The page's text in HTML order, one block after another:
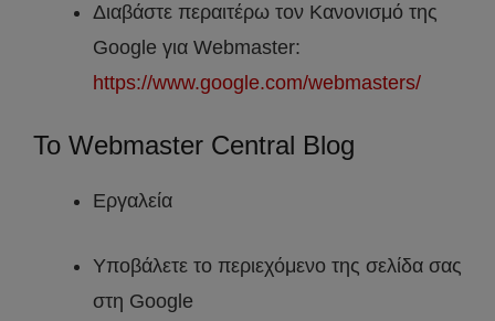
Διαβάστε περαιτέρω τον Κανονισμό της
Google για Webmaster:
https://www.google.com/webmasters/
Το Webmaster Central Blog
Εργαλεία
Υποβάλετε το περιεχόμενο της σελίδα σας
στη Google